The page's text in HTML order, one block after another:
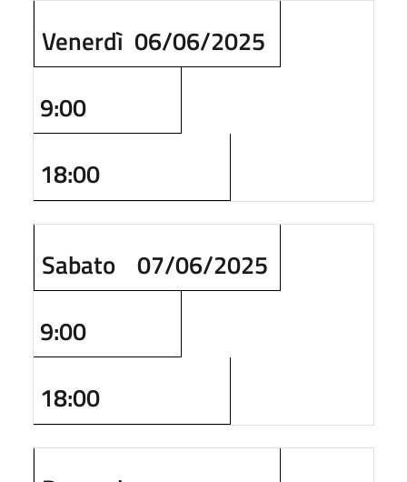
Venerdì 06/06/2025
9:00
18:00
Sabato 07/06/2025
9:00
18:00